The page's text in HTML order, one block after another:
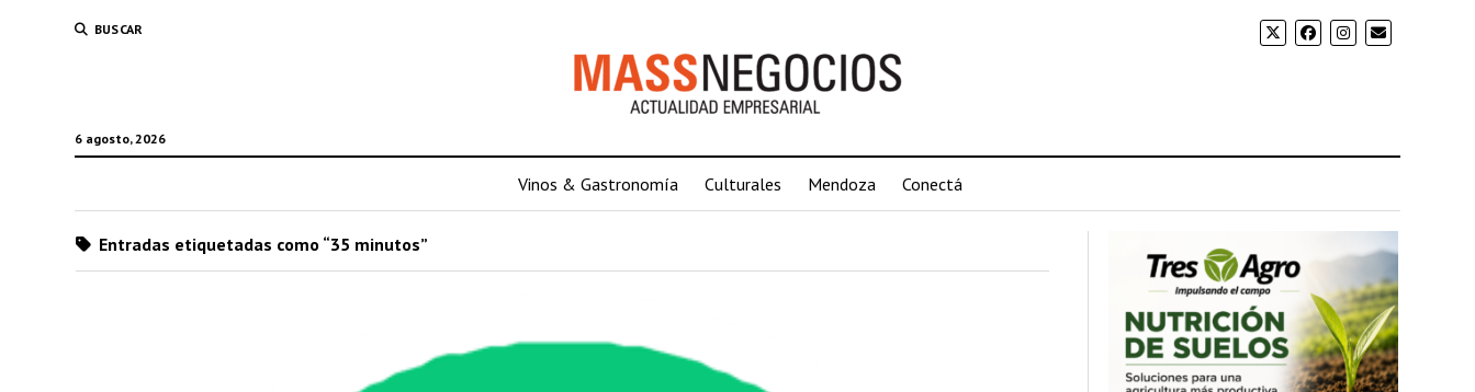
BUSCAR
6 agosto, 2026
Vinos & Gastronomía Culturales Mendoza Conectá
Entradas etiquetadas como “35 minutos”